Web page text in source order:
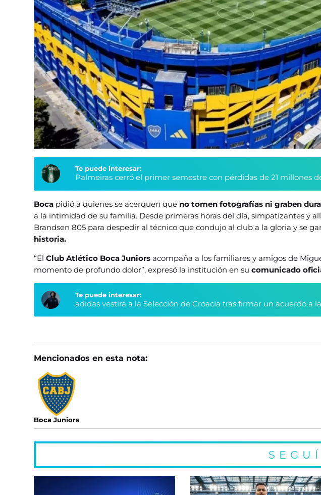
Te puede interesar:
Palmeiras cerró el primer semestre con pérdidas de 21 millones
Boca pidió a quienes se acerquen que no tomen fotografías ni graben
a la intimidad de su familia. Desde primeras horas del día, simpatizantes y
Brandsen 805 para despedir al técnico que condujo al club a la gloria y se
historia.
“ElClub Atlético Boca Juniorsacompaña a los familiares y amigos de
momento de profundo dolor”, expresó la institución en sucomunicado
Te puede interesar:
adidas vestirá a la Selección de Croacia tras firmar un acuerdo a
Mencionados en esta nota:
Boca Juniors